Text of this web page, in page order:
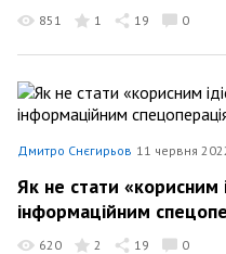
851 1 19 0
Дмитро Снєгирьов 11 червня
Як не стати «корисним
інформаційним
620 2 19 0